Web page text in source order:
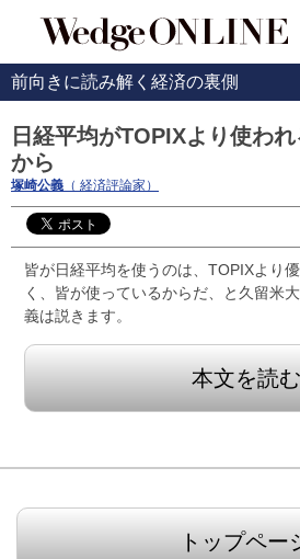
前向きに読み解く経済の裏側
日経平均がTOPIXより使わ
から
塚崎公義 （ 経済評論家）
皆が日経平均を使うのは、TOPIXより
く、皆が使っているからだ、と久留米
義は説きます。
本文を読む
トップペー